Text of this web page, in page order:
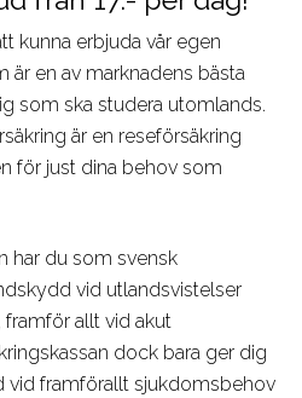
Språkkurser
för lärare
Språkresor
för ungdomar
Studieresor
kunna erbjuda vår egen
är en av marknadens bästa
som ska studera utomlands.
är en reseförsäkring
för just dina behov som
har du som svensk
vid utlandsvistelser
allt vid akut
dock bara ger dig
vid framförallt sjukdomsbehov